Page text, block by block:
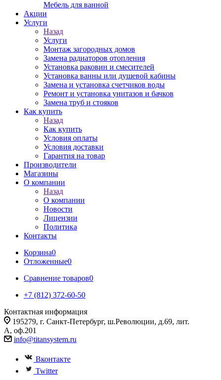
Мебель для ванной
Акции
Услуги
Назад
Услуги
Монтаж загородных домов
Замена радиаторов отопления
Установка раковин и смесителей
Установка ванны или душевой кабины
Замена и установка счетчиков воды
Ремонт и установка унитазов и бачков
Замена труб и стояков
Как купить
Назад
Как купить
Условия оплаты
Условия доставки
Гарантия на товар
Производители
Магазины
О компании
Назад
О компании
Новости
Лицензии
Политика
Контакты
Корзина0
Отложенные0
Сравнение товаров0
+7 (812) 372-60-50
Контактная информация
195279, г. Санкт-Петербург, ш.Революции, д.69, лит.
А, оф.201
info@titansystem.ru
Вконтакте
Twitter